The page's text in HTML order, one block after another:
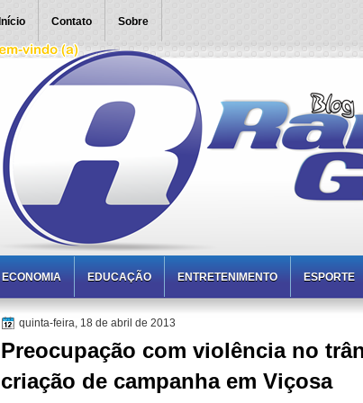
Início Contato Sobre
ECONOMIA EDUCAÇÃO ENTRETENIMENTO ESPORTE
quinta-feira, 18 de abril de 2013
Preocupação com violência no
criação de campanha em Viçosa